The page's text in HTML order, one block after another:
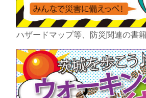
ハザードマップ等、防災関連の書